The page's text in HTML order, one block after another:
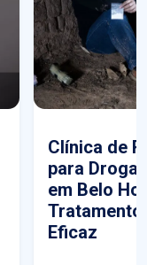
Clínica de
para
em Belo
Tratamento
Eficaz